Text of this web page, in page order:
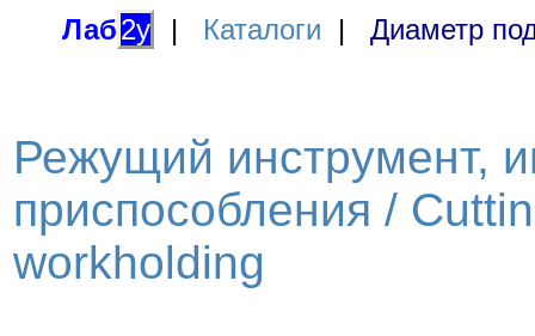
Лаб2у | Каталоги | Диаметр
Режущий инструмент,
приспособления /
workholding